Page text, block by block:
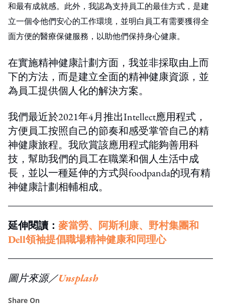
和最有成就感。此外，我認為支持員工的最佳方式 ， 是建
立一個令他們安心的工作環境，並明白員工有需要獲得全
面方便的醫療保健服務，以助他們保持身心健康。
在實施精神健康計劃方面，我並非採取由上而
下的方法，而是建立全面的精神健康資源，並
為員工提供個人化的解決方案。
我們最近於2021年4月推出Intellect應用程式，
方便員工按照自己的節奏和感受掌管自己的精
神健康旅程。我欣賞該應用程式能夠善用科
技，幫助我們的員工在職業和個人生活中成
長，並以一種延伸的方式與foodpanda的現有精
神健康計劃相輔相成。
延伸閱讀： 麥當勞、阿斯利康、野村集團和
Dell領袖提倡職場精神健康和同理心
圖片來源／Unsplash
Share On